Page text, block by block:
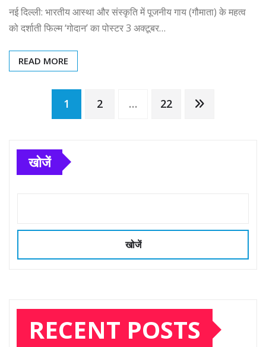
नई दिल्ली: भारतीय आस्था और संस्कृति में पूजनीय गाय (गौमाता) के महत्व
को दर्शाती फिल्म ‘गोदान’ का पोस्टर 3 अक्टूबर…
READ MORE
Posts
pagination
1 2 … 22
खोजें
खोजें
RECENT POSTS